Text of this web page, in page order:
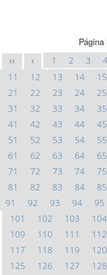
Página
<< < 1 2 3
11
12 13 14 15
21
22 23 24 25
31
32 33 34 35
41
42 43 44 45
51
52 53 54 55
61
62 63 64 65
71
72 73 74 75
81
82 83 84 85
91
92 93 94 95
101
102 103 104
109
110 111 112
117
118 119 120
125
126 127 128